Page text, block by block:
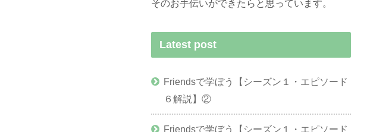
そのお手伝いができたらと思っています。
Latest post
Friendsで学ぼう【シーズン１・エピソード
６解説】②
Friendsで学ぼう【シーズン１・エピソード